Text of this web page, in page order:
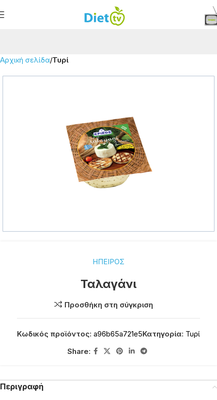
Αρχική σελίδα Τυρί
ΗΠΕΙΡΟΣ
Ταλαγάνι
Προσθήκη στη σύγκριση
Κωδικός προϊόντος: a96b65a721e5Κατηγορία: Τυρί
Share:
Περιγραφή